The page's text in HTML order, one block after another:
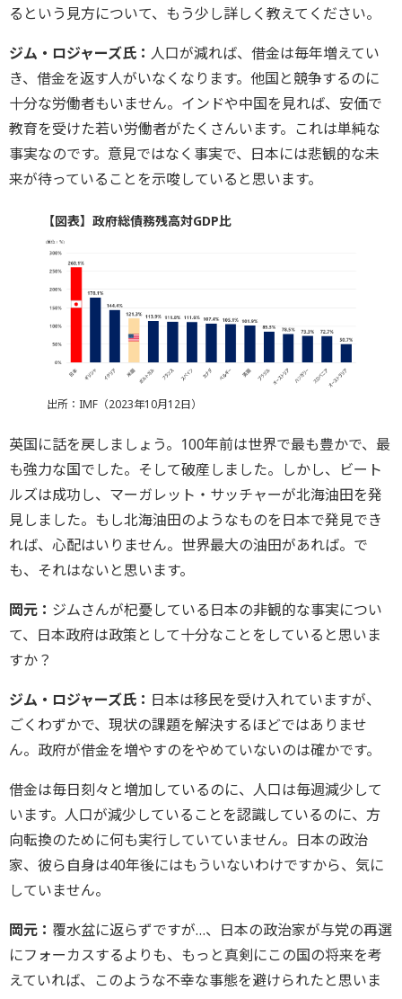
るという見方について、もう少し詳しく教えてください。
ジム・ロジャーズ氏： 人口が減れば、借金は毎年増えてい
き、借金を返す人がいなくなります。他国と競争するのに
十分な労働者もいません。インドや中国を見れば、安価で
教育を受けた若い労働者がたくさんいます。これは単純な
事実なのです。意見ではなく事実で、日本には悲観的な未
来が待っていることを示唆していると思います。
【図表】政府総債務残高対GDP比
出所：IMF（2023年10月12日）
英国に話を戻しましょう。100年前は世界で最も豊かで、最
も強力な国でした。そして破産しました。しかし、ビート
ルズは成功し、マーガレット・サッチャーが北海油田を発
見しました。もし北海油田のようなものを日本で発見でき
れば、心配はいりません。世界最大の油田があれば。で
も、それはないと思います。
岡元： ジムさんが杞憂している日本の非観的な事実につい
て、日本政府は政策として十分なことをしていると思いま
すか？
ジム・ロジャーズ氏： 日本は移民を受け入れていますが、
ごくわずかで、現状の課題を解決するほどではありませ
ん。政府が借金を増やすのをやめていないのは確かです。
借金は毎日刻々と増加しているのに、人口は毎週減少して
います。人口が減少していることを認識しているのに、方
向転換のために何も実行していていません。日本の政治
家、彼ら自身は40年後にはもういないわけですから、気に
していません。
岡元： 覆水盆に返らずですが…、日本の政治家が与党の再選
にフォーカスするよりも、もっと真剣にこの国の将来を考
えていれば、このような不幸な事態を避けられたと思いま